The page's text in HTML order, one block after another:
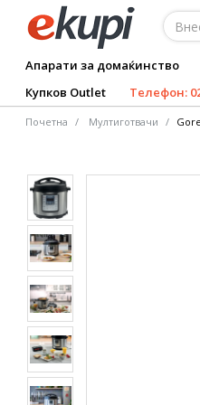
Апарати за домаќинство
Купков Outlet
Телефон:
Почетна Мултиготвачи